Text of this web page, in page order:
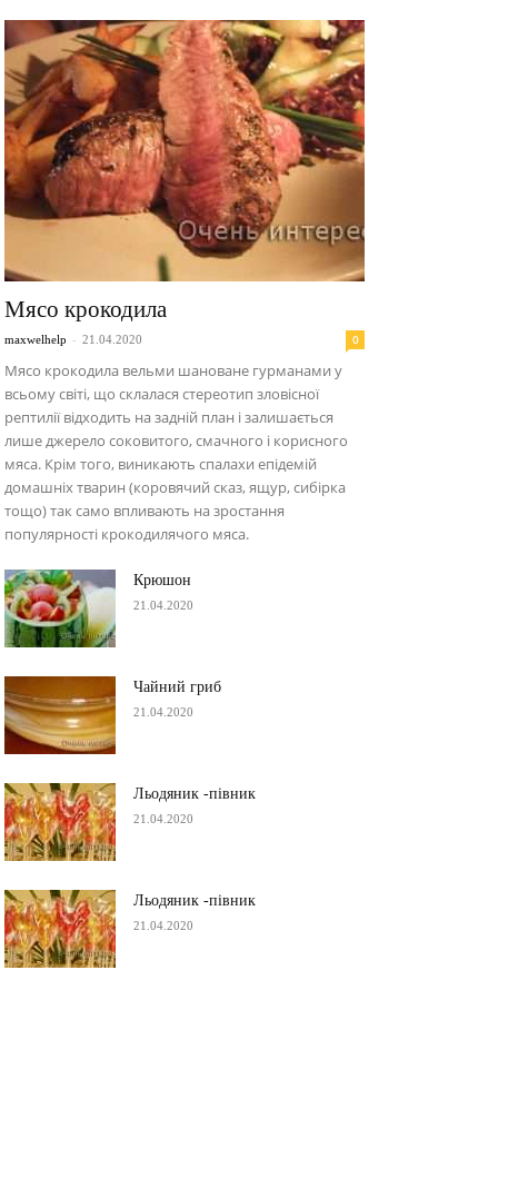
Мясо крокодила
maxwelhelp - 21.04.2020 0
Мясо крокодила вельми шановане гурманами у
всьому світі, що склалася стереотип зловісної
рептилії відходить на задній план і залишається
лише джерело соковитого, смачного і корисного
мяса. Крім того, виникають спалахи епідемій
домашніх тварин (коровячий сказ, ящур, сибірка
тощо) так само впливають на зростання
популярності крокодилячого мяса.
Крюшон
21.04.2020
Чайний гриб
21.04.2020
Льодяник -півник
21.04.2020
Льодяник -півник
21.04.2020